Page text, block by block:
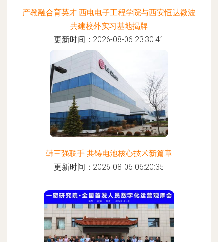
产教融合育英才 西电电子工程学院与西安恒达微波
共建校外实习基地揭牌
更新时间：2026-08-06 23:30:41
韩三强联手 共铸电池核心技术新篇章
更新时间：2026-08-06 06:20:35